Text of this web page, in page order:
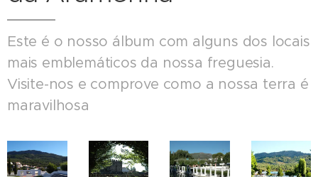
Este é o nosso álbum com alguns dos locais
mais emblemáticos da nossa freguesia.
Visite-nos e comprove como a nossa terra é
maravilhosa